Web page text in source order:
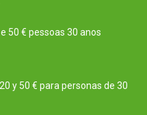
50 € pessoas 30 anos
y 50 € para personas de 30